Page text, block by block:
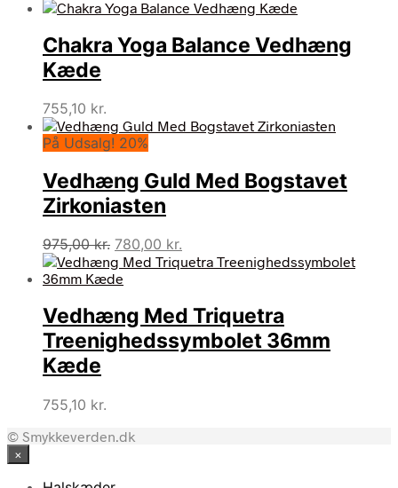
Chakra Yoga Balance Vedhæng
Kæde
755,10 kr.
På Udsalg! 20%
Vedhæng Guld Med Bogstavet
Zirkoniasten
975,00kr. Den
oprindelige
pris
975,00 kr..
780,00 kr.
aktuelle
780,00 kr..
Vedhæng Med Triquetra
Treenighedssymbolet 36mm
Kæde
755,10 kr.
© Smykkeverden.dk
×